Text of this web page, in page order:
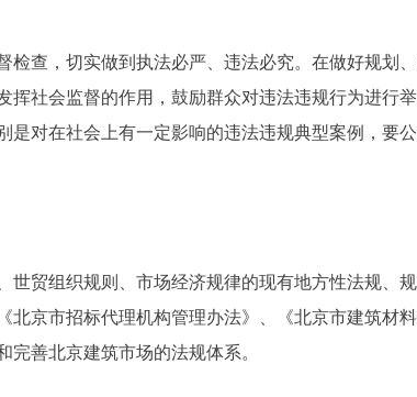
查，切实做到执法必严、违法必究。在做好规划
社会监督的作用，鼓励群众对违法违规行为进行
对在社会上有一定影响的违法违规典型案例，要
贸组织规则、市场经济规律的现有地方性法规、
北京市招标代理机构管理办法》、《北京市建筑材
善北京建筑市场的法规体系。